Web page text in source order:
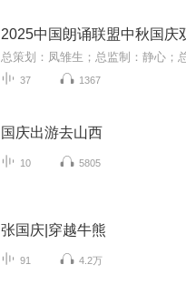
2025中国朗诵联盟中秋国庆
37 1367
国庆出游去山西
10 5805
张国庆|穿越牛熊
91 4.2万